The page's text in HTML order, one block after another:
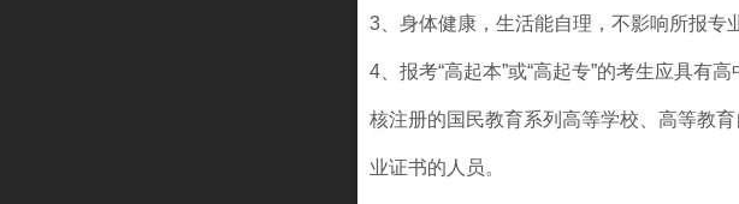
3、身体健康，生活能自理，不影响所报专
4、报考“高起本”或“高起专”的考生应具有
核注册的国民教育系列高等学校、 高等教
业证书的人员。